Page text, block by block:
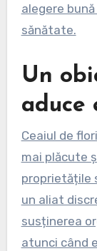
alegere
sănătate.
Un
aduce
Ceaiul de
mai plăcute
proprietățile
un aliat
susținerea
atunci când